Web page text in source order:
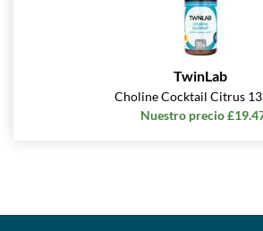
TwinLab
Choline Cocktail Citrus
Nuestro precio